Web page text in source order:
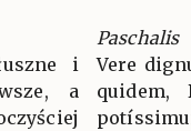
i
a
Paschalis
Vere
quidem,